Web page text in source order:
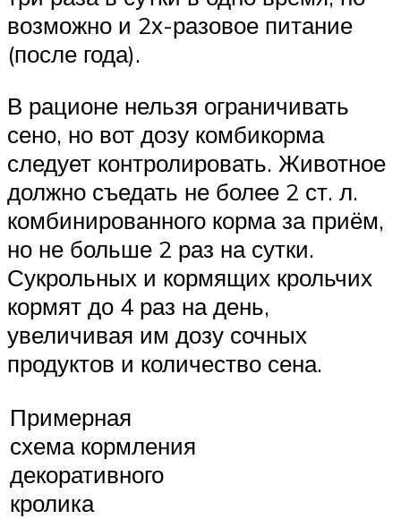
возможно и 2х-разовое питание
(после года).
В рационе нельзя ограничивать
сено, но вот дозу комбикорма
следует контролировать. Животное
должно съедать не более 2 ст. л.
комбинированного корма за приём,
но не больше 2 раз на сутки.
Сукрольных и кормящих крольчих
кормят до 4 раз на день,
увеличивая им дозу сочных
продуктов и количество сена.
Примерная
схема кормления
декоративного
кролика